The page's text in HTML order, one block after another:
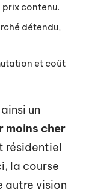
prix contenu.
détendu,
et coût
un
moins cher
résidentiel
la course
autre vision